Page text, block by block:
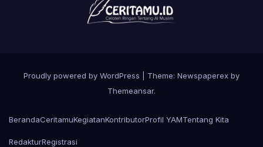
Proudly powered by WordPress
Theme: Newspaperex by
Themeansar.
BerandaCeritamuKegiatanKontributorProfil YAMTentang Kita
RedakturRegistrasi